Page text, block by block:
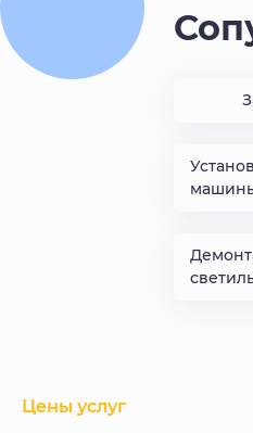
Цены услуг